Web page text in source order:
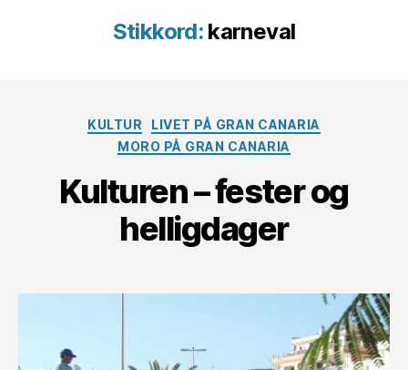
Stikkord: karneval
Kategorier
KULTUR
LIVET PÅ GRAN CANARIA
MORO PÅ GRAN CANARIA
Kulturen – fester og
helligdager